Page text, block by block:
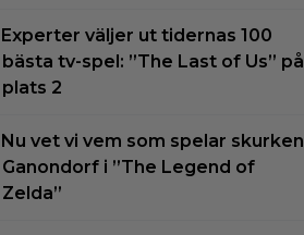
Experter väljer ut tidernas 100
bästa tv-spel: ”The Last of Us” på
plats 2
Nu vet vi vem som spelar skurken
Ganondorf i ”The Legend of
Zelda”